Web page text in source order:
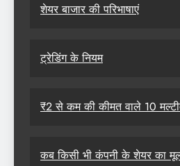
शेयर बाजार की परिभाषाएं
ट्रेडिंग के नियम
₹2 से कम की कीमत वाले 10
कब किसी भी कंपनी के शेयर का